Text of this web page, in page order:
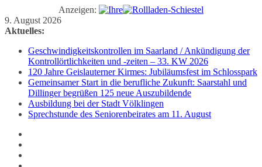
Anzeigen:
Zum
Inhalt
9. August 2026
Aktuelles:
Geschwindigkeitskontrollen im Saarland / Ankündigung der
Kontrollörtlichkeiten und -zeiten – 33. KW 2026
120 Jahre Geislauterner Kirmes: Jubiläumsfest im Schlosspark
Gemeinsamer Start in die berufliche Zukunft: Saarstahl und
Dillinger begrüßen 125 neue Auszubildende
Ausbildung bei der Stadt Völklingen
Sprechstunde des Seniorenbeirates am 11. August